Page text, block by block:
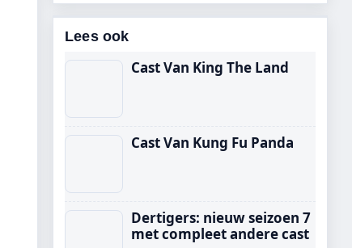
Lees ook
Cast Van King The Land
Cast Van Kung Fu Panda
Dertigers: nieuw seizoen 7
met compleet andere cast